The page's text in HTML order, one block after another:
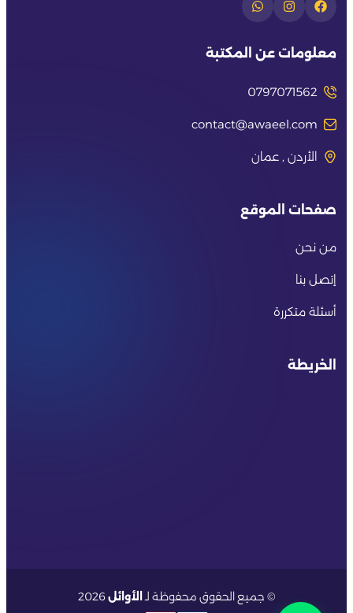
معلومات عن المكتبة
0797071562
contact@awaeel.com
الأردن , عمان
صفحات الموقع
من نحن
إتصل بنا
أسئلة متكررة
الخريطة
© جميع الحقوق محفوظة لـ الأوائل2026